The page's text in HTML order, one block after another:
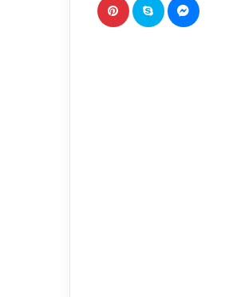
r
r